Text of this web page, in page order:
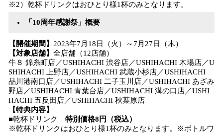
※2）乾杯ドリンクはおひとり様1杯のみとなります。
「10周年感謝祭」概要
【開催期間】 2023年7月18日（火）～7月27日（木）
【対象店舗】 全店舗（12店舗）
牛８ 錦糸町店／USHIHACHI 渋谷店／USHIHACHI 木場店／U
SHIHACHI 上野店／USHIHACHI 武蔵小杉店／USHIHACHI
品川港南口店／USHIHACHI 二子玉川店／USHIHACHI あざみ
野店／USHIHACHI 青葉台店／USHIHACHI 溝の口店／USHI
HACHI 五反田店／USHIHACHI 秋葉原店
【特典内容】
■乾杯ドリンク 特別価格8円（税込）
※乾杯ドリンクはおひとり様1杯のみとなります。※ボトルワ